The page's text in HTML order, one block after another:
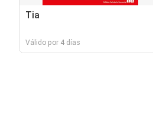
Tia
Válido por 4 días